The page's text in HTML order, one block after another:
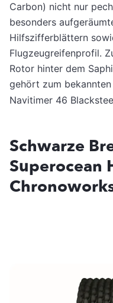
Carbon) nicht nur
besonders
Hilfszifferblättern
Flugzeugreifenprofil.
Rotor hinter dem
gehört zum bekannten
Navitimer 46
Schwarze
Superocean